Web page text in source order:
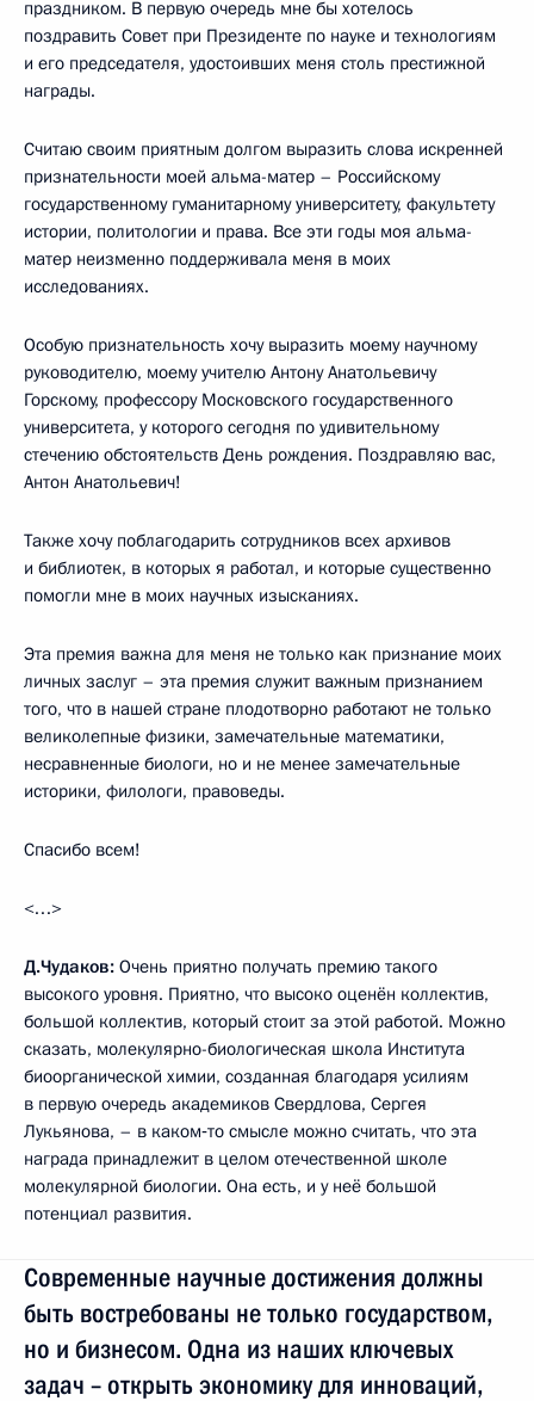
праздником. В первую очередь мне бы хотелось
поздравить Совет при Президенте по науке и технологиям
и его председателя, удостоивших меня столь престижной
награды.
Считаю своим приятным долгом выразить слова искренней
признательности моей альма-матер – Российскому
государственному гуманитарному университету, факультету
истории, политологии и права. Все эти годы моя альма-
матер неизменно поддерживала меня в моих
исследованиях.
Особую признательность хочу выразить моему научному
руководителю, моему учителю Антону Анатольевичу
Горскому, профессору Московского государственного
университета, у которого сегодня по удивительному
стечению обстоятельств День рождения. Поздравляю вас,
Антон Анатольевич!
Также хочу поблагодарить сотрудников всех архивов
и библиотек, в которых я работал, и которые существенно
помогли мне в моих научных изысканиях.
Эта премия важна для меня не только как признание моих
личных заслуг – эта премия служит важным признанием
того, что в нашей стране плодотворно работают не только
великолепные физики, замечательные математики,
несравненные биологи, но и не менее замечательные
историки, филологи, правоведы.
Спасибо всем!
<…>
Д.Чудаков: Очень приятно получать премию такого
высокого уровня. Приятно, что высоко оценён коллектив,
большой коллектив, который стоит за этой работой. Можно
сказать, молекулярно-биологическая школа Института
биоорганической химии, созданная благодаря усилиям
в первую очередь академиков Свердлова, Сергея
Лукьянова, – в каком‑то смысле можно считать, что эта
награда принадлежит в целом отечественной школе
молекулярной биологии. Она есть, и у неё большой
потенциал развития.
Современные научные достижения должны
быть востребованы не только государством,
но и бизнесом. Одна из наших ключевых
задач – открыть экономику для инноваций,